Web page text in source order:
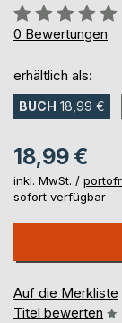
Bewertung::
0%
0 Bewertungen
erhältlich als:
BUCH 18,99 €
18,99 €
inkl. MwSt. /
sofort verfügbar
Auf die Merkliste
Titel bewerten